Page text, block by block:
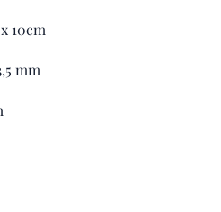
10cm
mm